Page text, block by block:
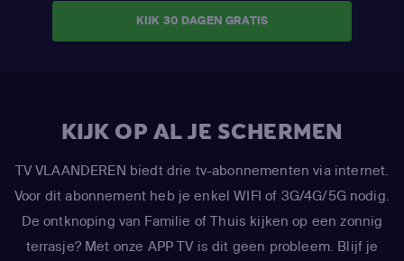
KIJK 30 DAGEN GRATIS
KIJK OP AL JE SCHERMEN
TV VLAANDEREN biedt drie tv-abonnementen via internet.
Voor dit abonnement heb je enkel WIFI of 3G/4G/5G nodig.
De ontknoping van Familie of Thuis kijken op een zonnig
terrasje? Met onze APP TV is dit geen probleem. Blijf je